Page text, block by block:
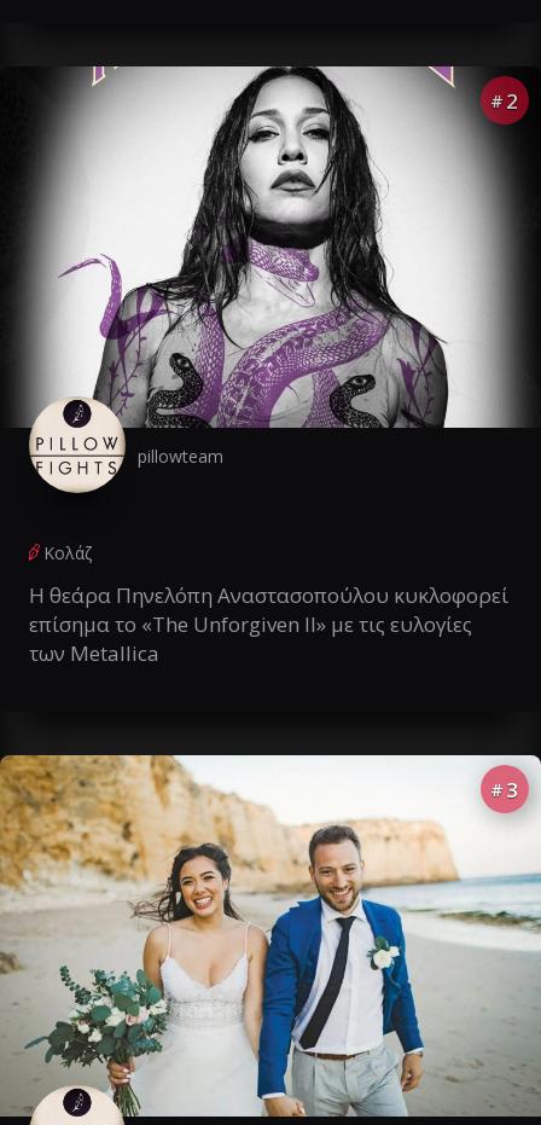
# 2
pillowteam
Κολάζ
Η θεάρα Πηνελόπη Αναστασοπούλου κυκλοφορεί
επίσημα το «The Unforgiven II» με τις ευλογίες
των Metallica
# 3